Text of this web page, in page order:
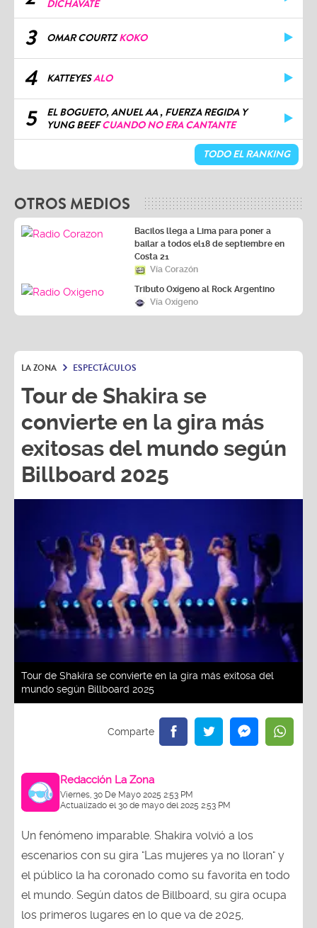
3
4
5
EL BOGUETO, ANUEL AA , FUERZA REGIDA Y
YUNG BEEFCUANDO NO ERA CANTANTE
TODO EL RANKING
Bacilos llega a Lima para poner a
bailar a todos el18 de septiembre en
Costa 21
Vía Corazón
Tributo Oxígeno al Rock Argentino
Vía Oxígeno
LA ZONA ESPECTÁCULOS
Tour de Shakira se
convierte en la gira más
exitosas del mundo según
Billboard 2025
Tour de Shakira se convierte en la gira más exitosa del
mundo según Billboard 2025
Viernes, 30 De Mayo 2025 2:53 PM
Actualizado el 30 de mayo del 2025 2:53 PM
escenarios con su gira "Las mujeres ya no lloran" y
el público la ha coronado como su favorita en todo
el mundo. Según datos de Billboard, su gira ocupa
los primeros lugares en lo que va de 2025,
recaudando millones de dólares y superando a